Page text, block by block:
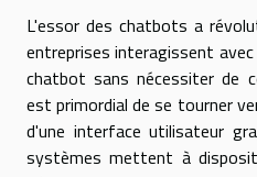
L'essor des chatbots a
entreprises interagissent
chatbot sans nécessiter de
est primordial de se tourner
d'une interface utilisateur
systèmes mettent à